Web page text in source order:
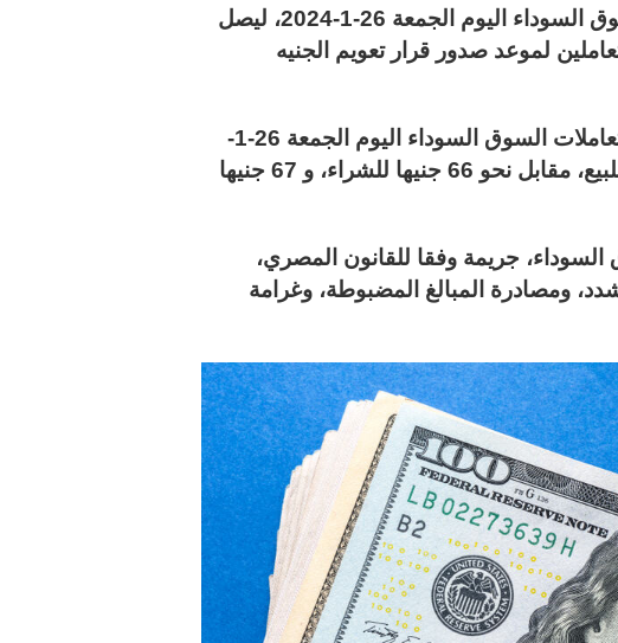
ارتفع متوسط سعر الدولار في مصر في تعاملات السوق السوداء اليوم الجمعة 26-1-2024، ليصل
لموعد صدور قرار تعويم الجنيه
وزاد متوسط سعر الدولار مقابل الجنيه المصري في تعاملات السوق السوداء اليوم الجمعة 26-1-
2024، إلى نحو 66.30 جنيها للشراء، و 67.30 جنيها للبيع، مقابل نحو 66 جنيها للشراء، و 67 جنيها
السوداء، جريمة وفقا للقانون المصري،
ومصادرة المبالغ المضبوطة، وغرامة